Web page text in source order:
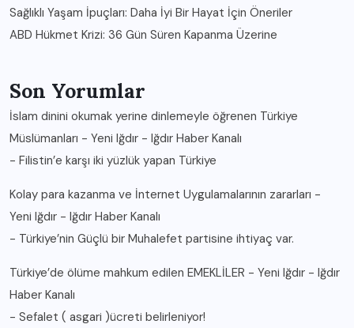
Sağlıklı Yaşam İpuçları: Daha İyi Bir Hayat İçin Öneriler
ABD Hükmet Krizi: 36 Gün Süren Kapanma Üzerine
Son Yorumlar
İslam dinini okumak yerine dinlemeyle öğrenen Türkiye
Müslümanları - Yeni Iğdır - Iğdır Haber Kanalı
- Filistin’e karşı iki yüzlük yapan Türkiye
Kolay para kazanma ve İnternet Uygulamalarının zararları -
Yeni Iğdır - Iğdır Haber Kanalı
- Türkiye’nin Güçlü bir Muhalefet partisine ihtiyaç var.
Türkiye’de ölüme mahkum edilen EMEKLİLER - Yeni Iğdır - Iğdır
Haber Kanalı
- Sefalet ( asgari )ücreti belirleniyor!